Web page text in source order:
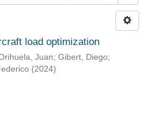
load optimization
Juan; Gibert, Diego;
(2024)